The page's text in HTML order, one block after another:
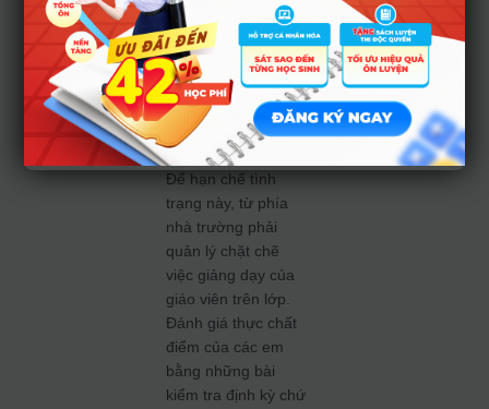
điểm tổng kết trên
lớp thì cao, nhưng
đến khi thi thật điểm
chênh lệch rất
nhiều, thậm chí bị
điểm liệt.
Để hạn chế tình
trạng này, từ phía
nhà trường phải
quản lý chặt chẽ
việc giảng dạy của
giáo viên trên lớp.
Đánh giá thực chất
điểm của các em
bằng những bài
kiểm tra định kỳ chứ